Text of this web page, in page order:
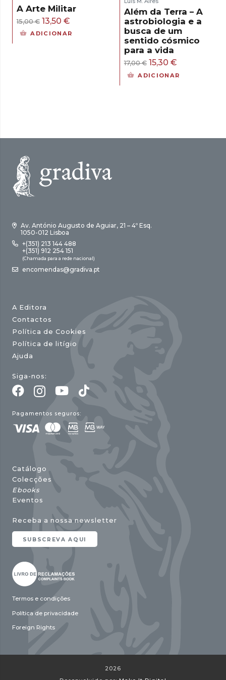
A Arte Militar
15,00€ O
preço
13,50 €
preço
ADICIONAR
Além da Terra – A
astrobiologia e a
busca de um
sentido cósmico
para a vida
17,00€ O
preço
15,30 €O
preço
ADICIONAR
Av. António Augusto de Aguiar, 21 – 4º Esq.
1050-012 Lisboa
+(351) 213 144 488
+(351) 912 254 151
(Chamada para a rede nacional)
encomendas@gradiva.pt
A Editora
Contactos
Política de Cookies
Política de litígio
Ajuda
Siga-nos:
Pagamentos seguros:
Catálogo
Colecções
Ebooks
Eventos
Receba a nossa newsletter
SUBSCREVA AQUI
Termos e condições
Política de privacidade
Foreign Rights
2026